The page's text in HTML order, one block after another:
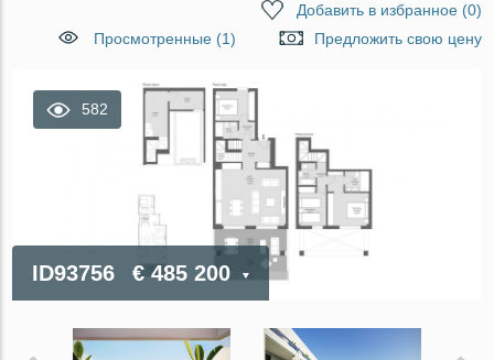
Добавить в избранное(0)
Просмотренные (1)
Предложить свою цену
582
ID93756 € 485 200